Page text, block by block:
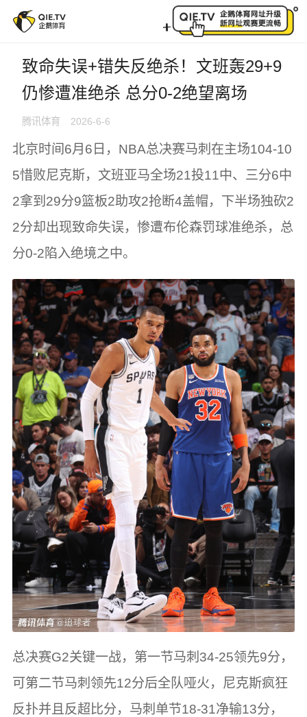
致命失误+错失反绝杀！文班轰29+9仍惨遭准绝杀 总分
致命失误+错失反绝杀！文班轰29+9
仍惨遭准绝杀 总分0-2绝望离场
腾讯体育 2026-6-6
北京时间6月6日，NBA总决赛马刺在主场104-10
5惜败尼克斯，文班亚马全场21投11中、三分6中
2拿到29分9篮板2助攻2抢断4盖帽，下半场独砍2
2分却出现致命失误，惨遭布伦森罚球准绝杀，总
分0-2陷入绝境之中。
总决赛G2关键一战，第一节马刺34-25领先9分，
可第二节马刺领先12分后全队哑火，尼克斯疯狂
反扑并且反超比分，马刺单节18-31净输13分，